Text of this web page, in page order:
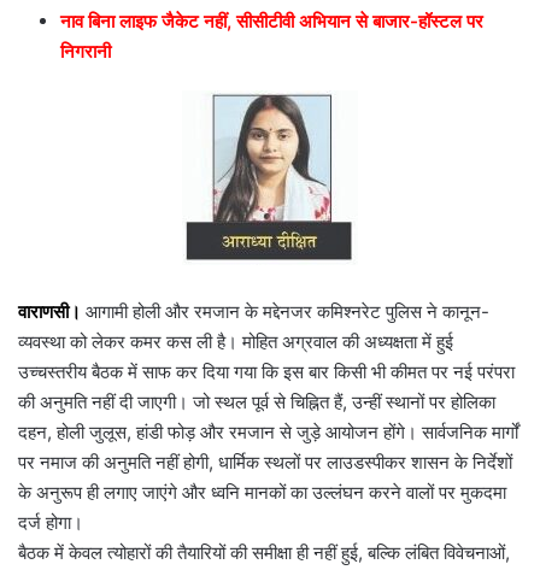
नाव बिना लाइफ जैकेट नहीं, सीसीटीवी अभियान से बाजार-हॉस्टल पर
निगरानी
वाराणसी। आगामी होली और रमजान के मद्देनजर कमिश्नरेट पुलिस ने कानून-
व्यवस्था को लेकर कमर कस ली है। मोहित अग्रवाल की अध्यक्षता में हुई
उच्चस्तरीय बैठक में साफ कर दिया गया कि इस बार किसी भी कीमत पर नई परंपरा
की अनुमति नहीं दी जाएगी। जो स्थल पूर्व से चिह्नित हैं, उन्हीं स्थानों पर होलिका
दहन, होली जुलूस, हांडी फोड़ और रमजान से जुड़े आयोजन होंगे। सार्वजनिक मार्गों
पर नमाज की अनुमति नहीं होगी, धार्मिक स्थलों पर लाउडस्पीकर शासन के निर्देशों
के अनुरूप ही लगाए जाएंगे और ध्वनि मानकों का उल्लंघन करने वालों पर मुकदमा
दर्ज होगा।
बैठक में केवल त्योहारों की तैयारियों की समीक्षा ही नहीं हुई, बल्कि लंबित विवेचनाओं,